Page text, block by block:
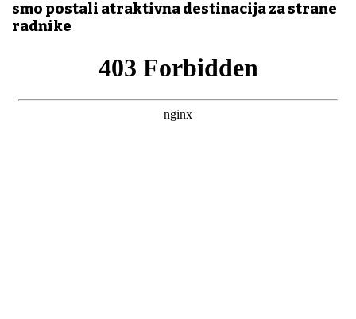
smo postali atraktivna destinacija za strane
radnike